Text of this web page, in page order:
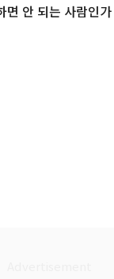
면 안 되는 사람인